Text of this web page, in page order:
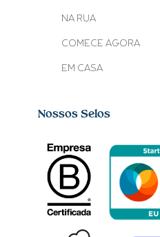
NA RUA
COMECE AGORA
EM CASA
Nossos Selos